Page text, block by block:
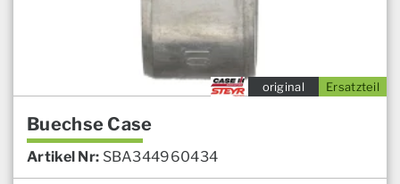
Ersatzteil
original
Buechse Case
Artikel Nr: SBA344960434